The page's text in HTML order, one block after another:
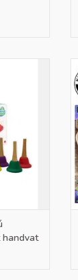
handvat